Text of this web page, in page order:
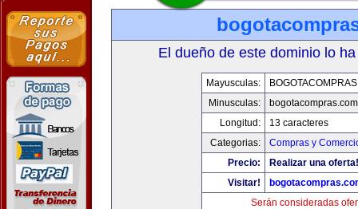
El dueño de este dominio lo
Mayusculas:
Minusculas:
bogotacompras.com
Longitud:
13 caracteres
Categorias:
Compras y
Precio:
Realizar una oferta!
Visitar!
Serán consideradas